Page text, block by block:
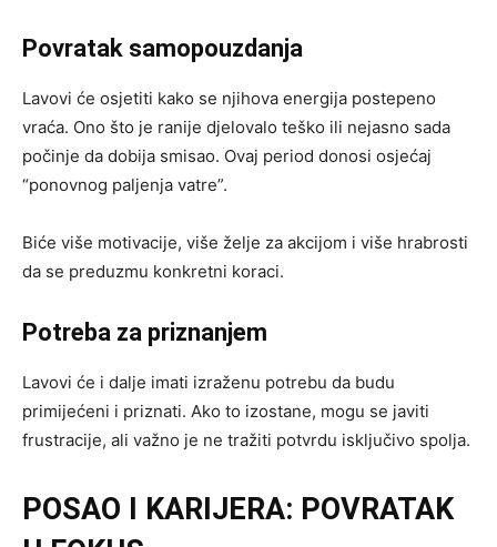
Povratak samopouzdanja
Lavovi će osjetiti kako se njihova energija postepeno
vraća. Ono što je ranije djelovalo teško ili nejasno sada
počinje da dobija smisao. Ovaj period donosi osjećaj
“ponovnog paljenja vatre”.
Biće više motivacije, više želje za akcijom i više hrabrosti
da se preduzmu konkretni koraci.
Potreba za priznanjem
Lavovi će i dalje imati izraženu potrebu da budu
primijećeni i priznati. Ako to izostane, mogu se javiti
frustracije, ali važno je ne tražiti potvrdu isključivo spolja.
POSAO I KARIJERA: POVRATAK